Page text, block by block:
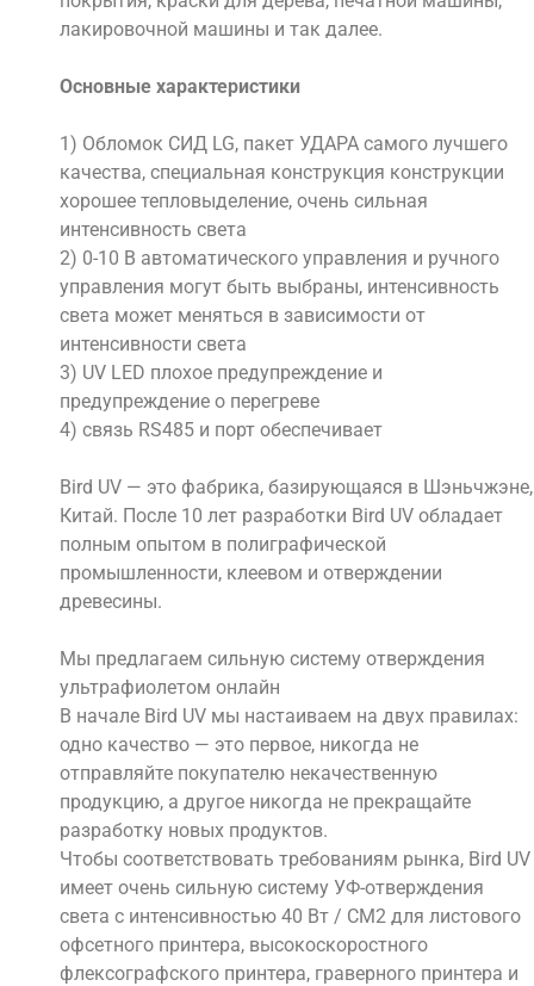
лакировочной машины и так далее.
Основные характеристики
1) Обломок СИД LG, пакет УДАРА самого лучшего
качества, специальная конструкция конструкции
хорошее тепловыделение, очень сильная
интенсивность света
2) 0-10 В автоматического управления и ручного
управления могут быть выбраны, интенсивность
света может меняться в зависимости от
интенсивности света
3) UV LED плохое предупреждение и
предупреждение о перегреве
4) связь RS485 и порт обеспечивает
Bird UV — это фабрика, базирующаяся в Шэньчжэне,
Китай. После 10 лет разработки Bird UV обладает
полным опытом в полиграфической
промышленности, клеевом и отверждении
древесины.
Мы предлагаем сильную систему отверждения
ультрафиолетом онлайн
В начале Bird UV мы настаиваем на двух правилах:
одно качество — это первое, никогда не
отправляйте покупателю некачественную
продукцию, а другое никогда не прекращайте
разработку новых продуктов.
Чтобы соответствовать требованиям рынка, Bird UV
имеет очень сильную систему УФ-отверждения
света с интенсивностью 40 Вт / СМ2 для листового
офсетного принтера, высокоскоростного
флексографского принтера, граверного принтера и